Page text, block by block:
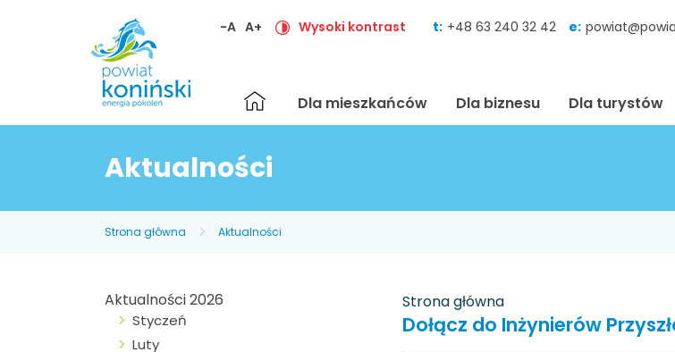
-A A+ Wysoki kontrast t: +48 63 240 32 42 e:
Strona
główna
Dla mieszkańców Dla biznesu Dla turystów
Aktualności
Strona główna Aktualności
Aktualności 2026
Styczeń
Luty
Strona główna
Dołącz do Inżynierów